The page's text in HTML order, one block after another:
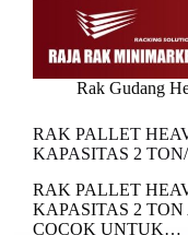
Rak Gudang
RAK PALLET
KAPASITAS 2
RAK PALLET
KAPASITAS 2
COCOK UNTUK…